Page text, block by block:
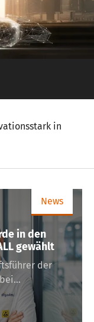
in
News
in den
gewählt
der